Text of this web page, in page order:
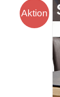
Aktion